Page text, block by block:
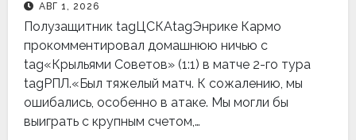
АВГ 1, 2026
Полузащитник tagЦСКАtagЭнрике Кармо
прокомментировал домашнюю ничью с
tag«Крыльями Советов» (1:1) в матче 2-го тура
tagРПЛ.«Был тяжелый матч. К сожалению, мы
ошибались, особенно в атаке. Мы могли бы
выиграть с крупным счетом,…